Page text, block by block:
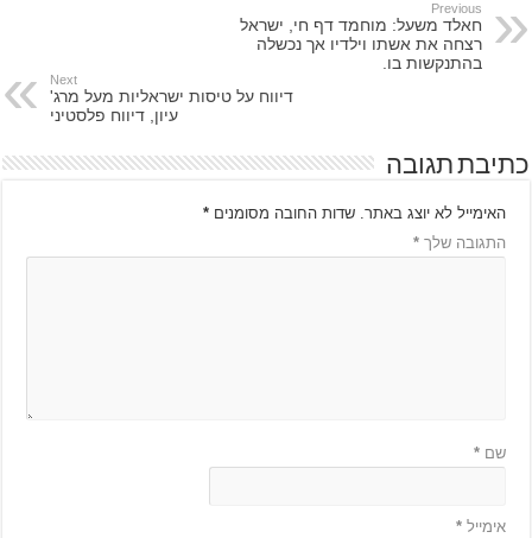
Previous
חאלד משעל: מוחמד דף חי, ישראל
רצחה את אשתו וילדיו אך נכשלה
בהתנקשות בו.
Next
דיווח על טיסות ישראליות מעל מרג'
עיון, דיווח פלסטיני
כתיבת תגובה
האימייל לא יוצג באתר. שדות החובה מסומנים*
התגובה שלך*
שם*
אימייל*